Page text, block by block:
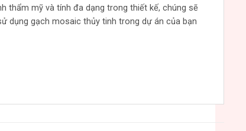
thẩm mỹ và tính đa dạng trong thiết kế, chúng sẽ
dụng gạch mosaic thủy tinh trong dự án của bạn